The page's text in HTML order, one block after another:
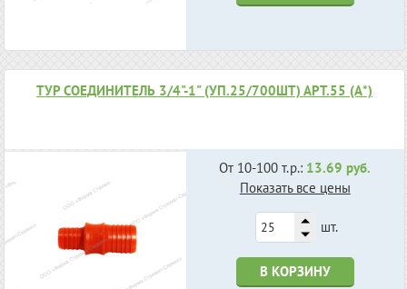
ТУР СОЕДИНИТЕЛЬ 3/4"-1" (УП.25/700ШТ) АРТ.55 (А*)
От 10-100 т.р.: 13.69 руб.
Показать все цены
шт.
В КОРЗИНУ